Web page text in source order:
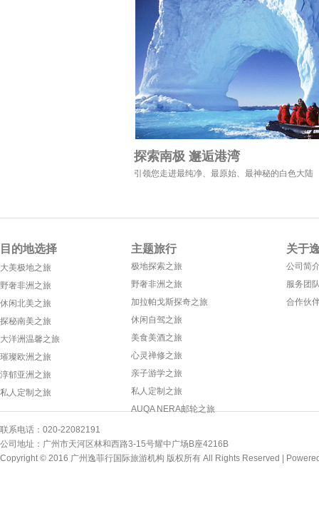
探索南极 邂逅港湾
引领您走进最纯净、最原始、最神秘的白色大陆
目的地选择
大美极地之旅
野奢非洲之旅
休闲北美之旅
探秘南美之旅
大洋洲温馨之旅
璀璨欧洲之旅
淳郁亚洲之旅
私人定制之旅
主题旅行
极地探索之旅
野奢非洲之旅
加拉帕戈斯探奇之旅
休闲自驾之旅
美食美酒之旅
心灵禅修之旅
亲子游学之旅
私人定制之旅
AUQA NERA邮轮之旅
关于
公司简
服务团
合作伙
联系电话：020-22082191
公司地址：广州市天河区林和西路3-15号耀中广场B座4216B
Copyright © 2016 广州逸菲行国际旅游机构 版权所有 All Rights Reserved |